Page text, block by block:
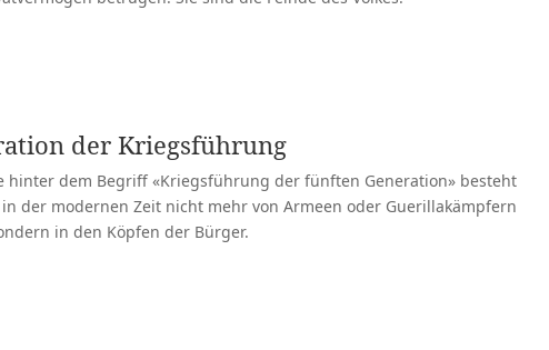
der Kriegsführung
hinter dem Begriff «Kriegsführung der fünften Generation» besteht
der modernen Zeit nicht mehr von Armeen oder Guerillakämpfern
in den Köpfen der Bürger.